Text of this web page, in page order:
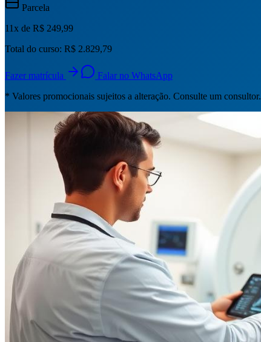
Parcela
11x de R$ 249,99
Total do curso: R$ 2.829,79
Fazer matrícula
Falar no WhatsApp
* Valores promocionais sujeitos a alteração. Consulte um consultor.